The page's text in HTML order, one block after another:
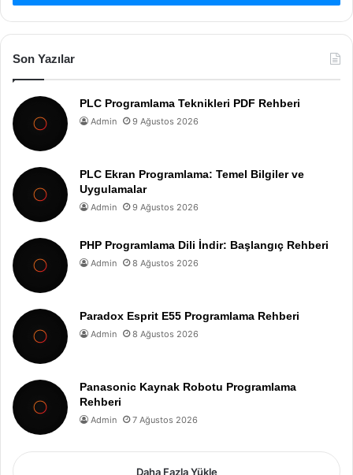
Son Yazılar
PLC Programlama Teknikleri PDF Rehberi
Admin 9 Ağustos 2026
PLC Ekran Programlama: Temel Bilgiler ve
Uygulamalar
Admin 9 Ağustos 2026
PHP Programlama Dili İndir: Başlangıç Rehberi
Admin 8 Ağustos 2026
Paradox Esprit E55 Programlama Rehberi
Admin 8 Ağustos 2026
Panasonic Kaynak Robotu Programlama
Rehberi
Admin 7 Ağustos 2026
Daha Fazla Yükle